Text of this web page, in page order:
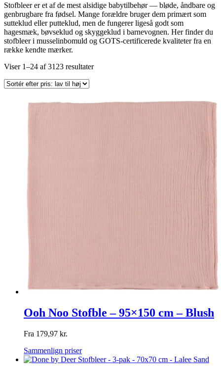
Stofbleer er et af de mest alsidige babytilbehør — bløde, åndbare og
genbrugbare fra fødsel. Mange forældre bruger dem primært som
sutteklud eller putteklud, men de fungerer ligeså godt som
hagesmæk, bøvseklud og skyggeklud i barnevognen. Her finder du
stofbleer i musselinbomuld og GOTS-certificerede kvaliteter fra en
række kendte mærker.
Viser 1–24 af 3123 resultaterSorteret
til
Ooh Noo Stofble – 95×150 cm – Blush
Fra 179,97 kr.
Sammenlign priser